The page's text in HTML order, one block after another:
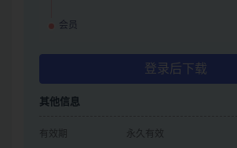
会员
登录后下载
其他信息
有效期 永久有效